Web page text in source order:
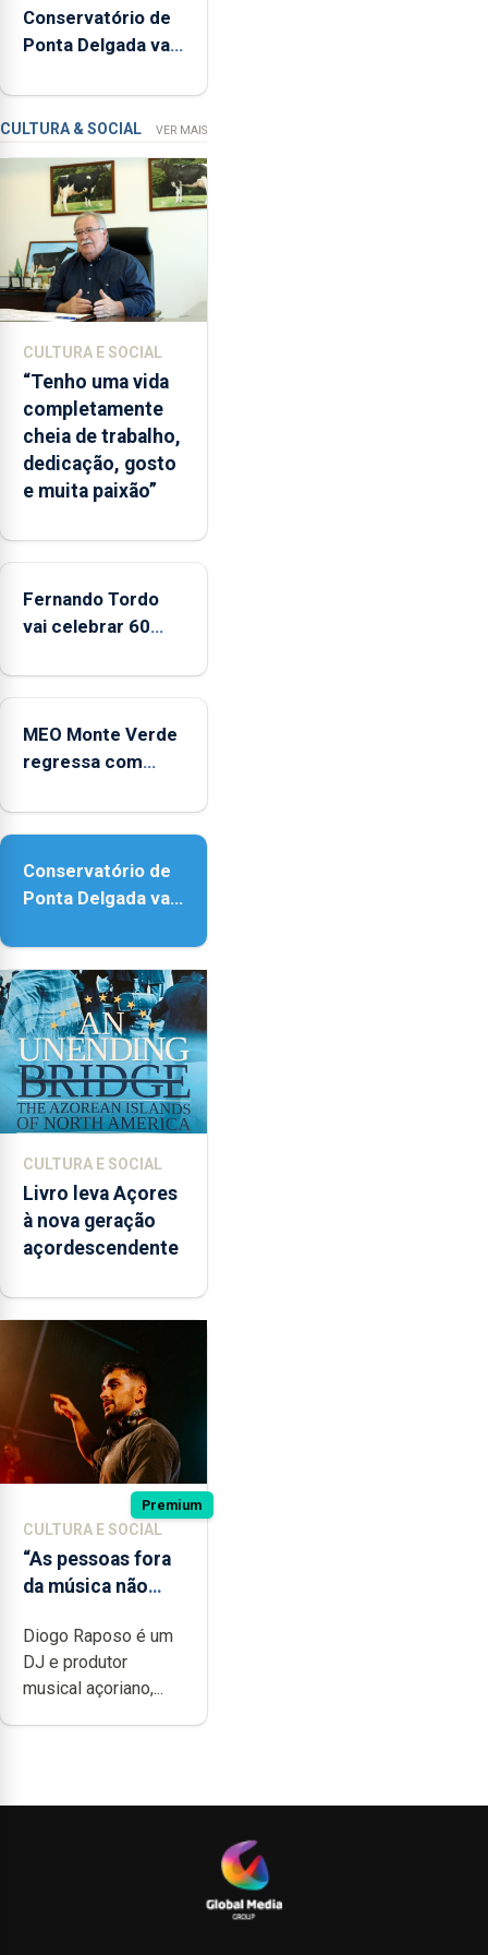
inspeções
relacionadas
a
apanha
ilegal
lapas
2022
e
2026.
ilha
das
Flores
apresenta
um
“decréscimo
da
entre
2022
2025
Conservatório de
Ponta Delgada vai
instrumentos
CULTURA & SOCIAL VER MAIS
CULTURA E SOCIAL
“Tenho uma vida
completamente
cheia de trabalho,
dedicação, gosto
e muita paixão”
Fernando Tordo
vai celebrar 60
no Coliseu
MEO Monte Verde
regressa com
acessibilidade
Conservatório de
Ponta Delgada vai
instrumentos
CULTURA E SOCIAL
Livro leva Açores
à nova geração
açordescendente
Premium
CULTURA E SOCIAL
“As pessoas fora
da música não
quão difícil é
produzir uma
música”
Diogo Raposo é um
DJ e produtor
musical açoriano,...